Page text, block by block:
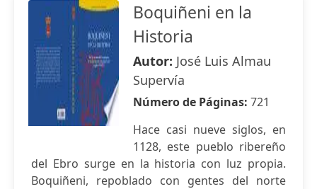
Boquiñeni en la
Historia
Autor: José Luis Almau
Supervía
Número de Páginas: 721
Hace casi nueve siglos, en
1128, este pueblo ribereño
del Ebro surge en la historia con luz propia.
Boquiñeni, repoblado con gentes del norte